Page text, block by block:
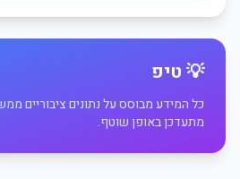
💡 טיפ
כל המידע מבוסס על נתונים ציבוריים
מתעדכן באופן שוטף.